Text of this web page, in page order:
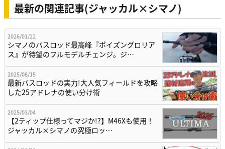
最新の関連記事(ジャッカル×シマノ)
2026/01/22
シマノのバスロッド最高峰『ポイズングロリア
ス』が待望のフルモデルチェンジ。ジ…
2025/08/15
最新バスロッドの実力!大人気フィールドを攻略
した25アドレナの使い分け術
2025/03/04
【2ティップ仕様ってマジか!?】M46Xも使用！
ジャッカル×シマノの究極ロッ…